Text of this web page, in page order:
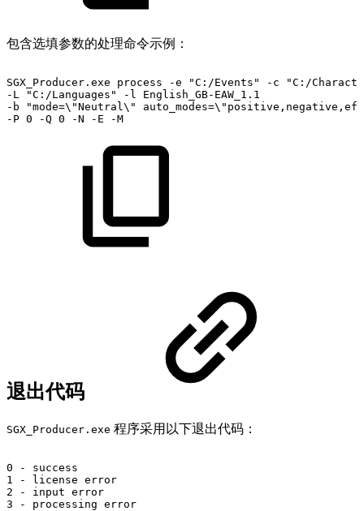
包含选填参数的处理命令示例：
SGX_Producer.exe process -e "C:/Events" -c
"C:/
-L
"C:/Languages" -l
English_GB-EAW_1.1
-b
"mode=\"Neutral\"
-P 0 -Q 0 -N -E -M
退出代码
SGX_Producer.exe 程序采用以下退出代码：
0 -
success
1
- license error
2
- input error
3
- processing error